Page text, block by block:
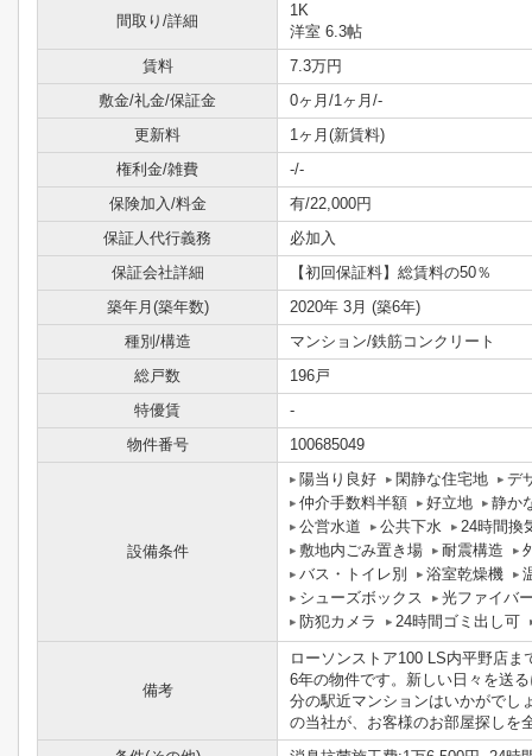
間取り/詳細
1K
洋室 6.3帖
賃料
7.3万円
敷金/礼金/保証金
0ヶ月/1ヶ月/-
更新料
1ヶ月(新賃料)
権利金/雑費
-/-
保険加入/料金
有/22,000円
保証人代行義務
必加入
保証会社詳細
【初回保証料】総賃料の50％
築年月(築年数)
2020年 3月 (築6年)
種別/構造
マンション/鉄筋コンクリート
総戸数
196戸
特優賃
-
物件番号
100685049
設備条件
陽当り良好 閑静な住宅地
デ
仲介手数料半額
好立地
静か
公営水道
公共下水
24時間換
敷地内ごみ置き場
耐震構造
バス・トイレ別
浴室乾燥機
シューズボックス
光ファイバ
防犯カメラ
24時間ゴミ出し可
備考
ローソンストア100 LS内平野店
6年の物件です。新しい日々を送
分の駅近マンションはいかがでし
の当社が、お客様のお部屋探しを